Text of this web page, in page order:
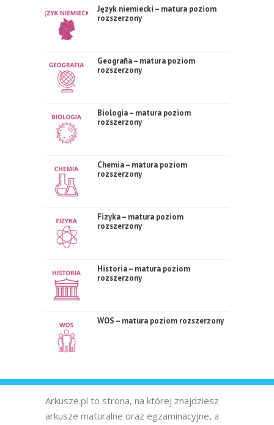
Język niemiecki – matura poziom
rozszerzony
Geografia – matura poziom
rozszerzony
Biologia – matura poziom
rozszerzony
Chemia – matura poziom
rozszerzony
Fizyka – matura poziom
rozszerzony
Historia – matura poziom
rozszerzony
WOS – matura poziom rozszerzony
Arkusze.pl to strona, na której znajdziesz
arkusze maturalne oraz egzaminacyjne, a